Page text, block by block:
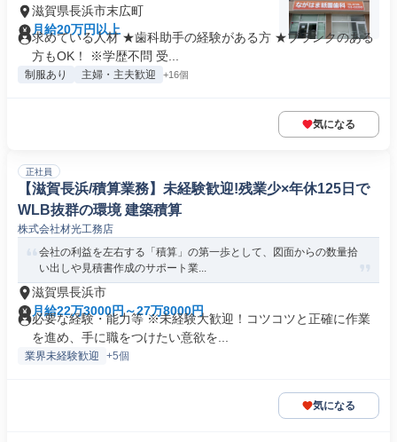
滋賀県長浜市末広町
月給20万円以上
求めている人材 ★歯科助手の経験がある方 ★ブランクのある
方もOK！ ※学歴不問 受...
制服あり 主婦・主夫歓迎 +16個
気になる
正社員
【滋賀長浜/積算業務】未経験歓迎!残業少×年休125日で
WLB抜群の環境 建築積算
株式会社材光工務店
会社の利益を左右する「積算」の第一歩として、図面からの数量拾
い出しや見積書作成のサポート業...
滋賀県長浜市
月給22万3000円～27万8000円
必要な経験・能力等 ※未経験大歓迎！コツコツと正確に作業
を進め、手に職をつけたい意欲を...
業界未経験歓迎 +5個
気になる